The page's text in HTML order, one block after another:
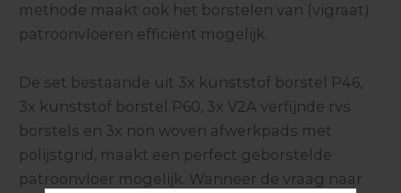
methode maakt ook het borstelen van (vigraat)
patroonvloeren efficiënt mogelijk.
De set bestaande uit 3x kunststof borstel P46,
3x kunststof borstel P60, 3x V2A verfijnde rvs
borstels en 3x non woven afwerkpads met
polijstgrid, maakt een perfect geborstelde
patroonvloer mogelijk. Wanneer de vraag naar